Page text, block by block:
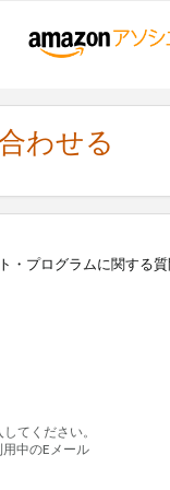
わせる
プログラムに関する質
てください。
中のEメール